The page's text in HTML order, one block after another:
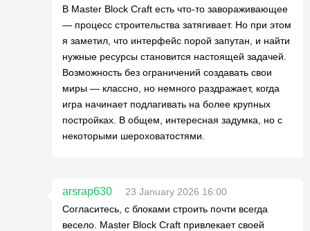
В Master Block Craft есть что-то завораживающее
— процесс строительства затягивает. Но при этом
я заметил, что интерфейс порой запутан, и найти
нужные ресурсы становится настоящей задачей.
Возможность без ограничений создавать свои
миры — классно, но немного раздражает, когда
игра начинает подлагивать на более крупных
постройках. В общем, интересная задумка, но с
некоторыми шероховатостями.
arsrap630
23 January 2026 16:00
Согласитесь, с блоками строить почти всегда
весело. Master Block Craft привлекает своей